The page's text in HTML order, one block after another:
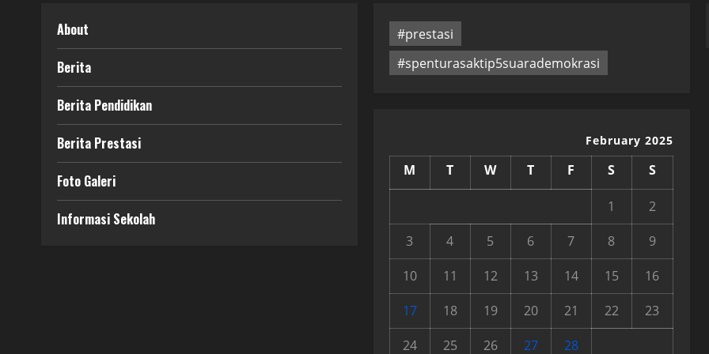
About
Berita
Berita Pendidikan
Berita Prestasi
Foto Galeri
Informasi Sekolah
#prestasi
#spenturasaktip5suarademokrasi
February 2025
M T W T F S S
1
2
3
4 5 6 7 8
9
10
11 12 13 14 15
16
17
18 19 20 21 22
23
24
25 26 27 28